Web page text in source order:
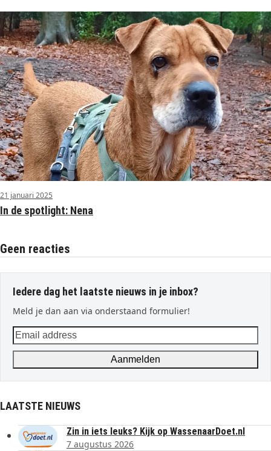
21 januari 2025
In de spotlight: Nena
Geen reacties
Iedere dag het laatste nieuws in je inbox?
Meld je dan aan via onderstaand formulier!
Email
address
Aanmelden
LAATSTE NIEUWS
Zin in iets leuks? Kijk op WassenaarDoet.nl
7 augustus 2026